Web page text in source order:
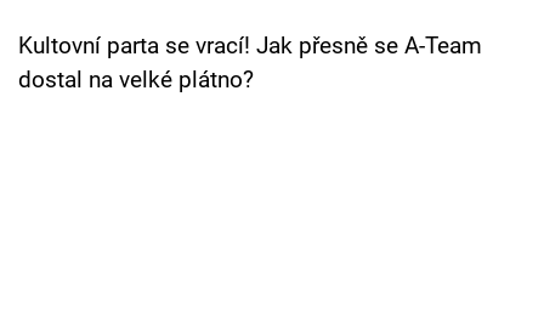
Kultovní parta se vrací! Jak přesně se A-Team
dostal na velké plátno?